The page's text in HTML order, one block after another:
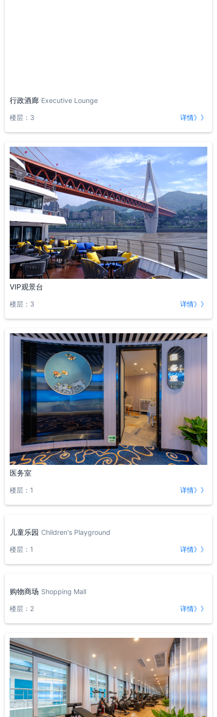
行政酒廊 Executive Lounge
楼层：3 详情》》
VIP观景台
楼层：3 详情》》
医务室
楼层：1 详情》》
儿童乐园 Children's Playground
楼层：1 详情》》
购物商场 Shopping Mall
楼层：2 详情》》